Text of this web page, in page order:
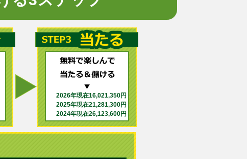
2026年現在16,021,350円
2025年現在21,281,300円
2024年現在26,123,600円